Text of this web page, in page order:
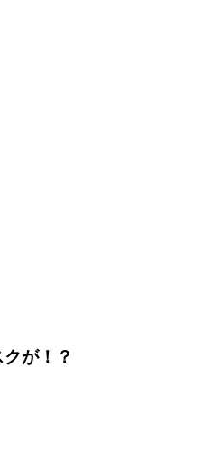
が！？